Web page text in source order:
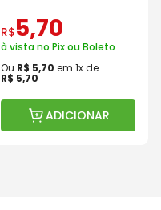
R$5,70
à vista no Pix ou Boleto
Ou R$ 5,70 em 1x de
R$ 5,70
ADICIONAR